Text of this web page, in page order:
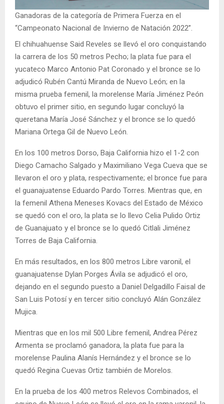
Ganadoras de la categoría de Primera Fuerza en el
“Campeonato Nacional de Invierno de Natación 2022”.
El chihuahuense Said Reveles se llevó el oro conquistando
la carrera de los 50 metros Pecho; la plata fue para el
yucateco Marco Antonio Pat Coronado y el bronce se lo
adjudicó Rubén Cantú Miranda de Nuevo León; en la
misma prueba femenil, la morelense María Jiménez Peón
obtuvo el primer sitio, en segundo lugar concluyó la
queretana María José Sánchez y el bronce se lo quedó
Mariana Ortega Gil de Nuevo León.
En los 100 metros Dorso, Baja California hizo el 1-2 con
Diego Camacho Salgado y Maximiliano Vega Cueva que se
llevaron el oro y plata, respectivamente; el bronce fue para
el guanajuatense Eduardo Pardo Torres. Mientras que, en
la femenil Athena Meneses Kovacs del Estado de México
se quedó con el oro, la plata se lo llevo Celia Pulido Ortiz
de Guanajuato y el bronce se lo quedó Citlali Jiménez
Torres de Baja California.
En más resultados, en los 800 metros Libre varonil, el
guanajuatense Dylan Porges Ávila se adjudicó el oro,
dejando en el segundo puesto a Daniel Delgadillo Faisal de
San Luis Potosí y en tercer sitio concluyó Alán González
Mujica.
Mientras que en los mil 500 Libre femenil, Andrea Pérez
Armenta se proclamó ganadora, la plata fue para la
morelense Paulina Alanís Hernández y el bronce se lo
quedó Regina Cuevas Ortiz también de Morelos.
En la prueba de los 400 metros Relevos Combinados, el